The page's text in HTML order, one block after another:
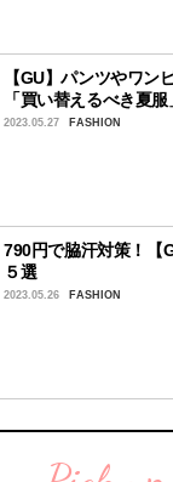
【GU】パンツやワン
「買い替えるべき夏
2023.05.27 FASHION
790円で脇汗対策！【
５選
2023.05.26 FASHION